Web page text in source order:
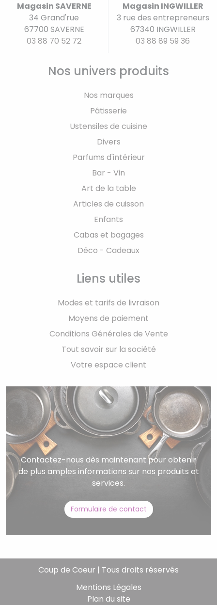
Magasin SAVERNE
34 Grand'rue
67700 SAVERNE
03 88 70 52 72
Magasin INGWILLER
3 rue des entrepreneurs
67340 INGWILLER
03 88 89 59 36
Nos univers produits
Nos marques
Pâtisserie
Ustensiles de cuisine
Divers
Parfums d'intérieur
Bar - Vin
Art de la table
Articles de cuisson
Enfants
Cabas et bagages
Déco - Cadeaux
Liens utiles
Modes et tarifs de livraison
Moyens de paiement
Conditions Générales de Vente
Tout savoir sur la société
Votre espace client
Contactez-nous dès maintenant pour obtenir
de plus amples informations sur nos produits et
services.
Formulaire de contact
Coup de Coeur | Tous droits réservés
Mentions Légales
Plan du site